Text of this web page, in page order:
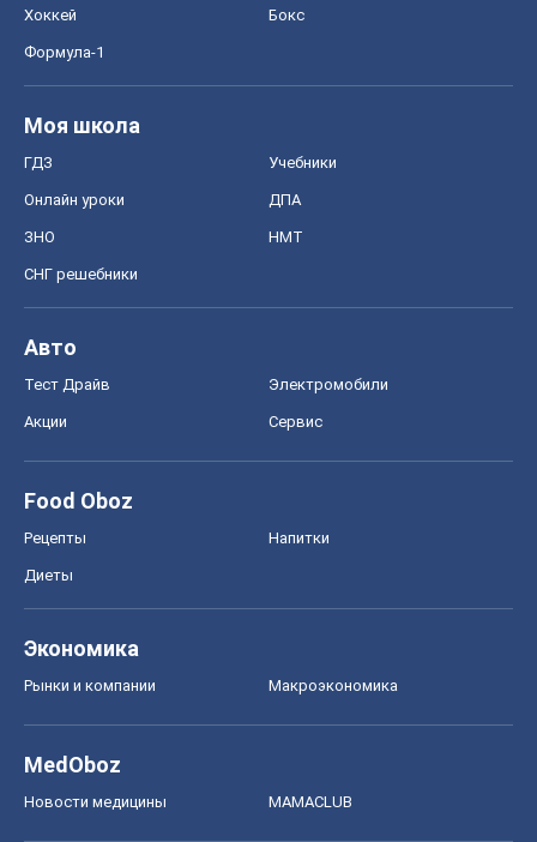
Хоккей Бокс
Формула-1
Моя школа
ГДЗ Учебники
Онлайн уроки ДПА
ЗНО НМТ
СНГ решебники
Авто
Тест Драйв Электромобили
Акции Сервис
Food Oboz
Рецепты Напитки
Диеты
Экономика
Рынки и компании Mакроэкономика
MedOboz
Новости медицины MAMACLUB